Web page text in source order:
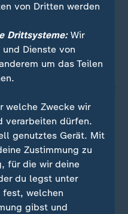
von Dritten werden
Drittsysteme:Wir
Dienste von
um das Teilen
welche Zwecke wir
verarbeiten dürfen.
genutztes Gerät. Mit
Zustimmung zu
für die wir deine
du legst unter
welchen
gibst und